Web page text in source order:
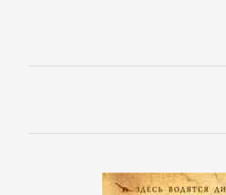
стихи
литература